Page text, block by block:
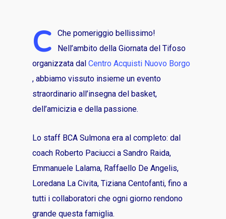
C
Che pomeriggio bellissimo!
Nell’ambito della Giornata del Tifoso
organizzata dalCentro Acquisti Nuovo Borgo
, abbiamo vissuto insieme un evento
straordinario all’insegna del basket,
dell’amicizia e della passione.
Lo staff BCA Sulmona era al completo: dal
coach Roberto Paciucci a Sandro Raida,
Emmanuele Lalama, Raffaello De Angelis,
Loredana La Civita, Tiziana Centofanti, fino a
tutti i collaboratori che ogni giorno rendono
grande questa famiglia.